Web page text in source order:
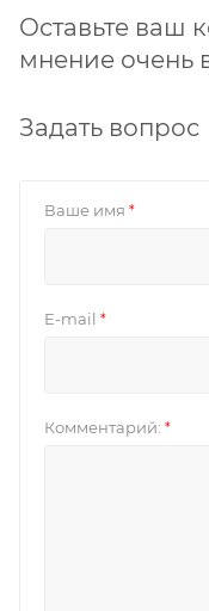
Оставьте ваш
мнение очень
Задать вопрос
Ваше имя *
E-mail *
Комментарий: *